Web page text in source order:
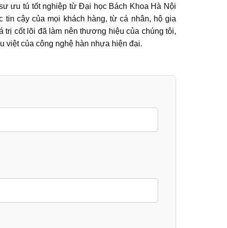
ưu tú tốt nghiệp từ Đại học Bách Khoa Hà Nội
tin cậy của mọi khách hàng, từ cá nhân, hộ gia
cốt lõi đã làm nên thương hiệu của chúng tôi,
việt của công nghệ hàn nhựa hiện đại.